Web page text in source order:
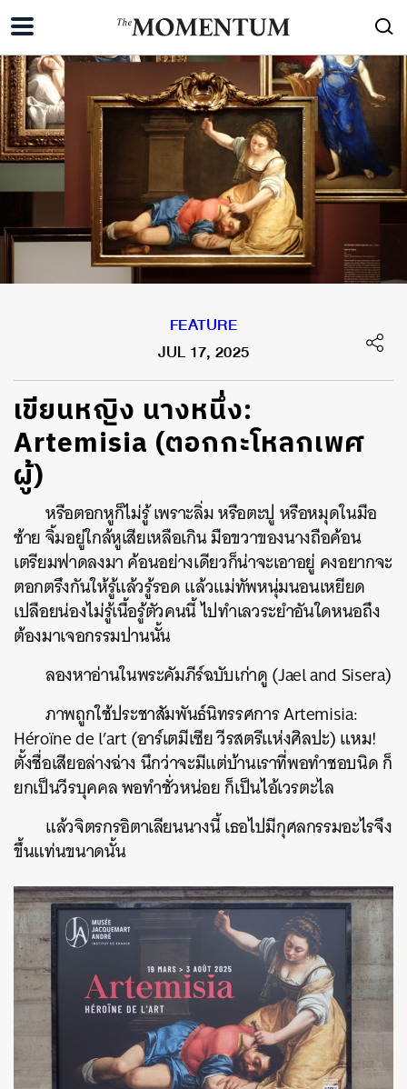
FEATURE
JUL 17, 2025
เขียนหญิง นางหนึ่ง:
Artemisia (ตอกกะโหลกเพศ
ผู้)
หรือตอกหูก็ไม่รู้ เพราะลิ่ม หรือตะปู หรือหมุดในมือ
ซ้าย จิ้มอยู่ใกล้หูเสียเหลือเกิน มือขวาของนางถือค้อน
เตรียมฟาดลงมา ค้อนอย่างเดียวก็น่าจะเอาอยู่ คงอยากจะ
ตอกตรึงกันให้รู้แล้วรู้รอด แล้วแม่ทัพหนุ่มนอนเหยียด
เปลือยน่องไม่รู้เนื้อรู้ตัวคนนี้ ไปทำเลวระยำอันใดหนอถึง
ต้องมาเจอกรรมปานนั้น
ลองหาอ่านในพระคัมภีร์ฉบับเก่าดู (Jael and Sisera)
ภาพถูกใช้ประชาสัมพันธ์นิทรรศการ Artemisia:
Héroïne de l’art (อาร์เตมีเซีย วีรสตรีแห่งศิลปะ) แหม!
ตั้งชื่อเสียอล่างฉ่าง นึกว่าจะมีแต่บ้านเราที่พอทำชอบนิด ก็
ยกเป็นวีรบุคคล พอทำชั่วหน่อย ก็เป็นไอ้เวรตะไล
แล้วจิตรกรอิตาเลียนนางนี้ เธอไปมีกุศลกรรมอะไรจึง
ขึ้นแท่นขนาดนั้น